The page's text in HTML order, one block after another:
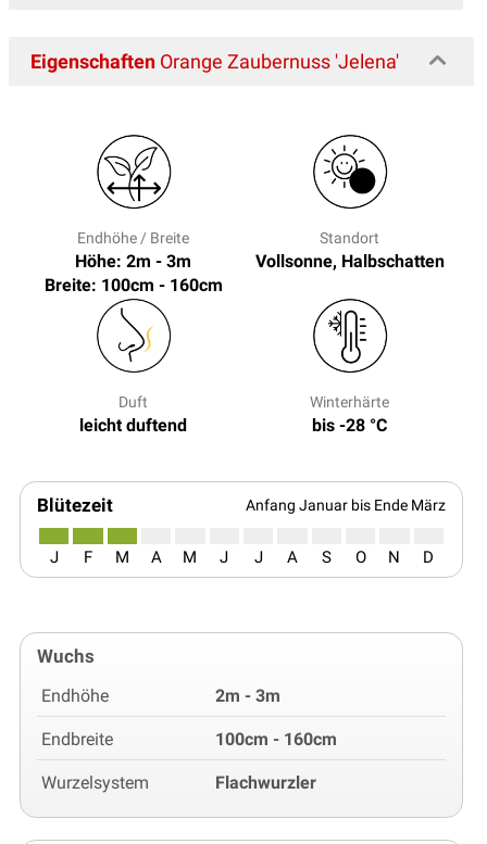
Eigenschaften Orange Zaubernuss 'Jelena'
Endhöhe / Breite
Höhe: 2m - 3m
Breite: 100cm - 160cm
Standort
Vollsonne, Halbschatten
Duft
leicht duftend
Winterhärte
bis -28 °C
Blütezeit Anfang Januar bis Ende März
J F M A M J J A S O N D
Wuchs
Endhöhe 2m - 3m
Endbreite 100cm - 160cm
Wurzelsystem Flachwurzler